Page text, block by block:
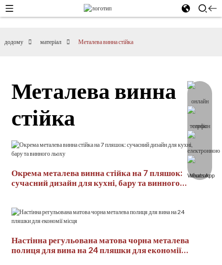
додому матеріал Металева винна стійка
Металева винна
стійка
Окрема металева винна стійка на 7 пляшок:
сучасний дизайн для кухні, бару та винного
Настінна регульована матова чорна металева
полиця для вина на 24 пляшки для економії